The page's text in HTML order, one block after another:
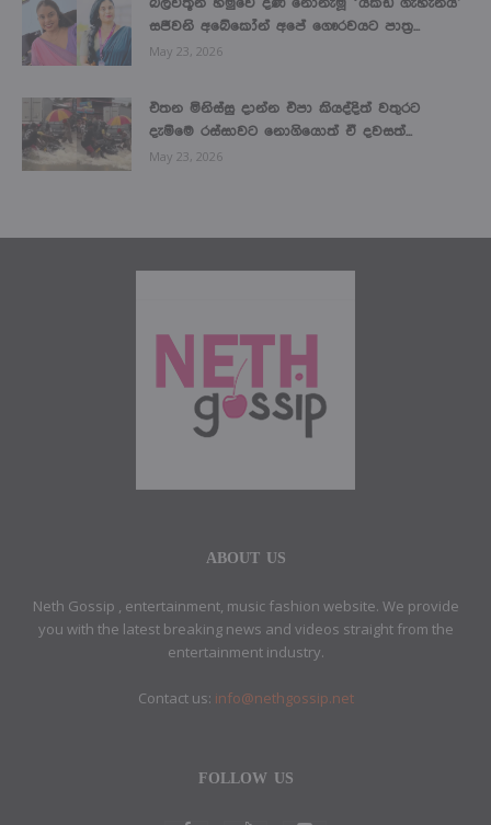
බලවතූන් හමුවේ දණ නොනැමූ ‘යකඩ ගැහැනිය’
සජීවනි අබේකෝන් අපේ ගෞරවයට පාත්‍ර...
May 23, 2026
එතන මිනිස්සු දාන්න එපා කියද්දිත් වතුරට
දැම්මෙ රස්සාවට නොගියොත් ඒ දවසත්...
May 23, 2026
ABOUT US
Neth Gossip , entertainment, music fashion website. We provide
you with the latest breaking news and videos straight from the
entertainment industry.
Contact us: info@nethgossip.net
FOLLOW US